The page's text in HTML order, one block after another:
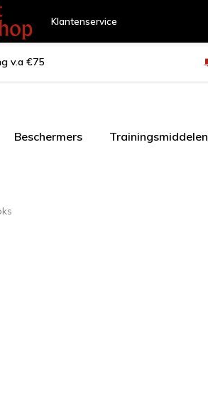
Klantenservice
v.a €75
Beschermers Trainingsmiddelen